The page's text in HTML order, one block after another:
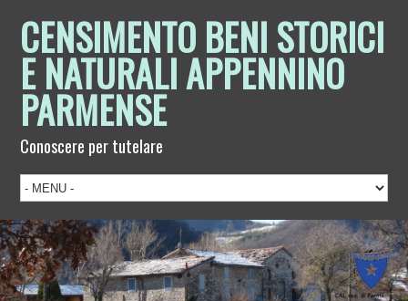
CENSIMENTO BENI STORICI
E NATURALI APPENNINO
PARMENSE
Conoscere per tutelare